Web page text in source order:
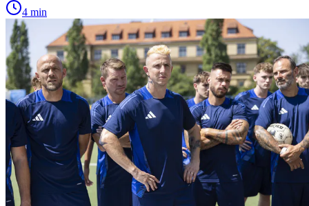
4 min